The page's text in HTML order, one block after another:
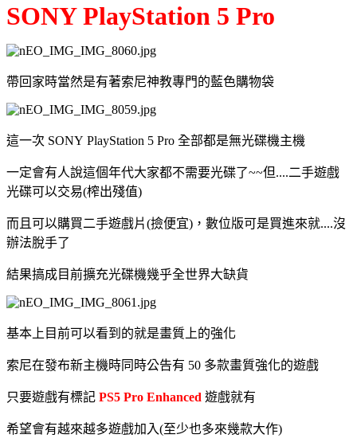
SONY PlayStation 5 Pro
帶回家時當然是有著索尼神教專門的藍色購物袋
這一次 SONY PlayStation 5 Pro 全部都是無光碟機主機
一定會有人說這個年代大家都不需要光碟了~~但....二手遊戲
光碟可以交易(榨出殘值)
而且可以購買二手遊戲片(撿便宜)，數位版可是買進來就....沒
辦法脫手了
結果搞成目前擴充光碟機幾乎全世界大缺貨
基本上目前可以看到的就是畫質上的強化
索尼在發布新主機時同時公告有 50 多款畫質強化的遊戲
只要遊戲有標記 PS5 Pro Enhanced 遊戲就有
希望會有越來越多遊戲加入(至少也多來幾款大作)